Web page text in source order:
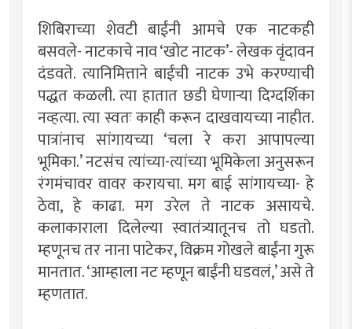
शिबिराच्या शेवटी बाईंनी आमचे एक नाटकही
बसवले- नाटकाचे नाव ‘खोट नाटक’- लेखक वृंदावन
दंडवते. त्यानिमित्ताने बाईंची नाटक उभे करण्याची
पद्धत कळली. त्या हातात छडी घेणार्‍या दिग्दर्शिका
नव्हत्या. त्या स्वतः काही करून दाखवायच्या नाहीत.
पात्रांनाच सांगायच्या ‘चला रे करा आपापल्या
भूमिका.’ नटसंच त्यांच्या-त्यांच्या भूमिकेला अनुसरून
रंगमंचावर वावर करायचा. मग बाई सांगायच्या- हे
ठेवा, हे काढा. मग उरेल ते नाटक असायचे.
कलाकाराला दिलेल्या स्वातंत्र्यातूनच तो घडतो.
म्हणूनच तर नाना पाटेकर, विक्रम गोखले बाईंना गुरू
मानतात. ‘आम्हाला नट म्हणून बाईंनी घडवलं,’ असे ते
म्हणतात.